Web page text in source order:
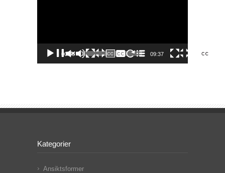
00:00 09:37
Kategorier
Ansiktsformer